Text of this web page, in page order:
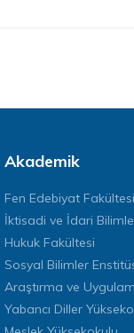
Akademik
Fen Edebiyat Fakültesi
İktisadi ve İdari
Hukuk Fakültesi
Sosyal Bilimler
Araştırma ve
Yabancı Diller